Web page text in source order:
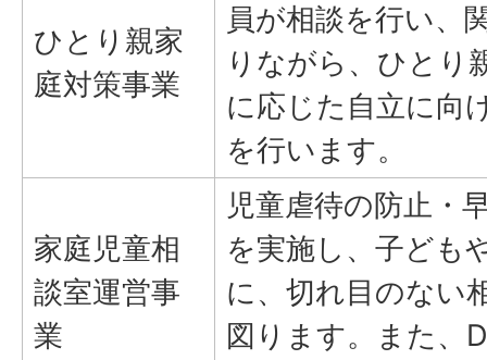
ひとり親家
庭対策事業
員が相談を行い、
りながら、ひとり
に応じた自立に向
を行います。
家庭児童相
談室運営事
業
児童虐待の防止・
を実施し、子ども
に、切れ目のない
図ります。また、